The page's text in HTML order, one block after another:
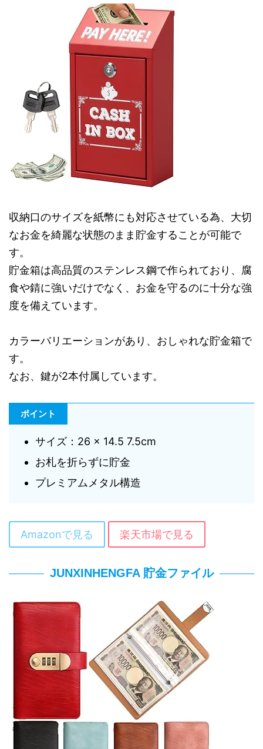
収納口のサイズを紙幣にも対応させている為、大切
なお金を綺麗な状態のまま貯金することが可能で
す。
貯金箱は高品質のステンレス鋼で作られており、腐
食や錆に強いだけでなく、お金を守るのに十分な強
度を備えています。
カラーバリエーションがあり、おしゃれな貯金箱で
す。
なお、鍵が2本付属しています。
ポイント
サイズ：26 × 14.5 7.5cm
お札を折らずに貯金
プレミアムメタル構造
Amazonで見る 楽天市場で見る
JUNXINHENGFA 貯金ファイル